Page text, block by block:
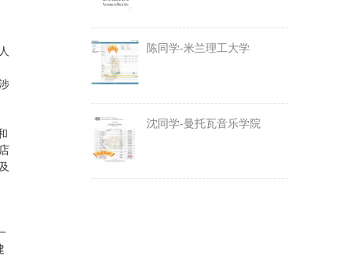
陈同学-米兰理工大学
沈同学-曼托瓦音乐学院